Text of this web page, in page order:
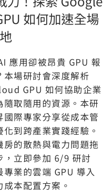
如何加速全場
應用卻被昂貴 GPU 報
本場研討會深度解析
GPU 如何協助企業
隨取隨用的資源。本研
國際專家分享從成本管
到跨產業實踐經驗。
房的散熱與電力問題拖
，立即參加 6/9 研討
專業的雲端 GPU 導入
本配置方案。